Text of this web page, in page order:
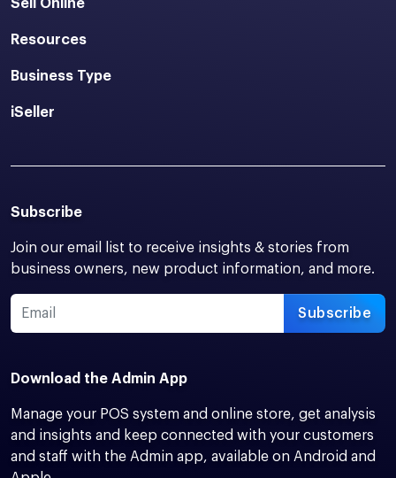
Sell Online
Resources
Business Type
iSeller
Subscribe
Join our email list to receive insights & stories from
business owners, new product information, and more.
Subscribe
Download the Admin App
Manage your POS system and online store, get analysis
and insights and keep connected with your customers
and staff with the Admin app, available on Android and